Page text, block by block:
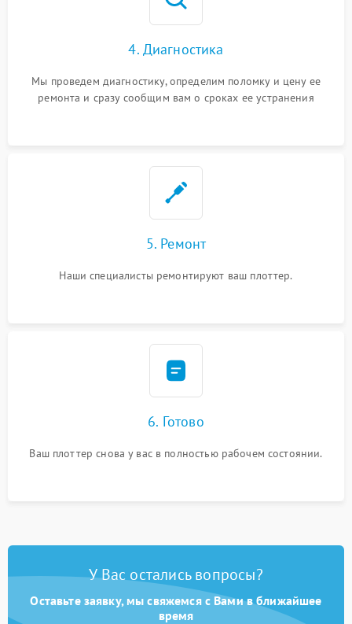
4. Диагностика
Мы проведем диагностику, определим поломку и цену ее
ремонта и сразу сообщим вам о сроках ее устранения
5. Ремонт
Наши специалисты ремонтируют ваш плоттер.
6. Готово
Ваш плоттер снова у вас в полностью рабочем состоянии.
У Вас остались вопросы?
Оставьте заявку, мы свяжемся с Вами в ближайшее
время